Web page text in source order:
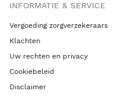
INFORMATIE & SERVICE
Vergoeding zorgverzekeraars
Klachten
Uw rechten en privacy
Cookiebeleid
Disclaimer